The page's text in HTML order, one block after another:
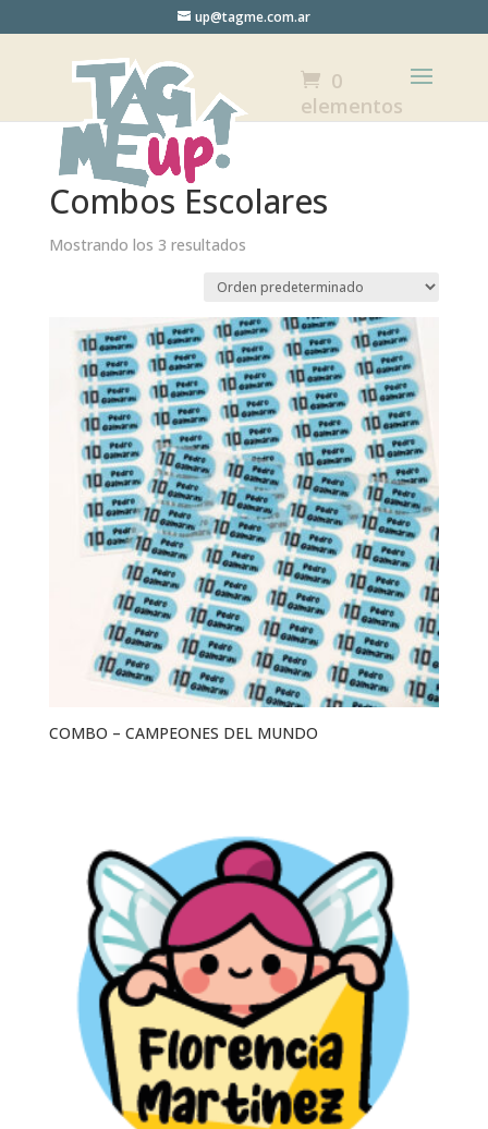
up@tagme.com.ar
0
elementos
Combos Escolares
Mostrando los 3 resultados
COMBO – CAMPEONES DEL MUNDO